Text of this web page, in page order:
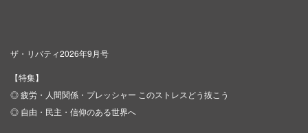
ザ・リバティ2026年9月号
【特集】
◎ 疲労・人間関係・プレッシャー このストレスどう抜こう
◎ 自由・民主・信仰のある世界へ